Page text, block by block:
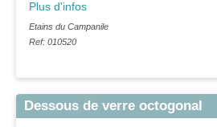
Plus d'infos
Etains du Campanile
Ref: 010520
Dessous de verre octogonal